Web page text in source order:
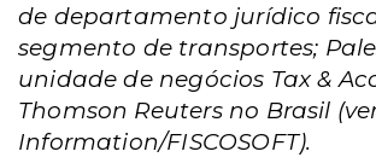
de departamento jurídico
segmento de transportes;
unidade de negócios Tax &
Thomson Reuters no Brasil
Information/FISCOSOFT).